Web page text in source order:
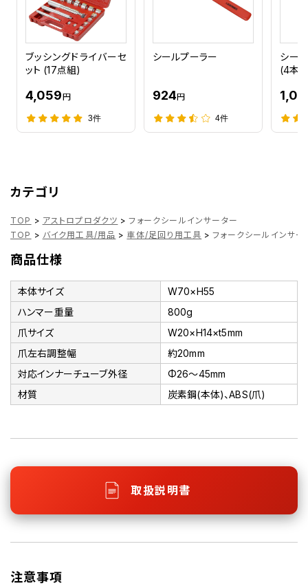
ブッシングドライバーセ
ット (17点組)
4,059円
3件
シールプーラー
924円
4件
シー
(4本
カテゴリ
TOP > アストロプロダクツ > フォークシールインサーター
TOP > バイク用工具/用品 > 車体/足回り用工具 > フォークシールインサー
商品仕様
本体サイズ
W70×H55
ハンマー重量
800g
爪サイズ
W20×H14×t5mm
爪左右調整幅
約20mm
対応インナーチューブ外径
Φ26～45mm
材質
炭素鋼(本体)、ABS(爪)
取扱説明書
注意事項